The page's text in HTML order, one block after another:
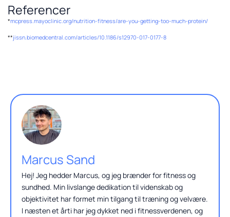
Referencer
*mcpress.mayoclinic.org/nutrition-fitness/are-you-getting-too-much-protein/
**jissn.biomedcentral.com/articles/10.1186/s12970-017-0177-8
Marcus Sand
Hej! Jeg hedder Marcus, og jeg brænder for fitness og
sundhed. Min livslange dedikation til videnskab og
objektivitet har formet min tilgang til træning og velvære.
I næsten et årti har jeg dykket ned i fitnessverdenen, og